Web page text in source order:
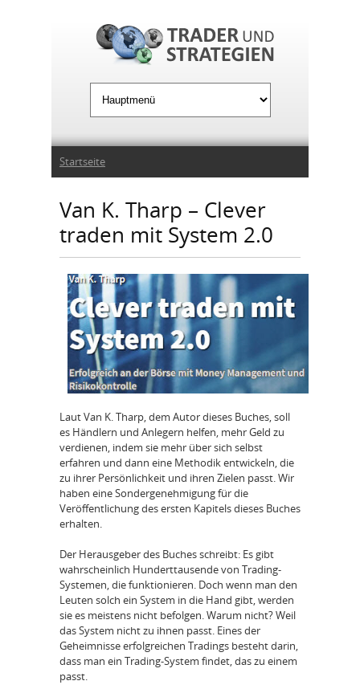
Sie sind hier
Startseite
Van K. Tharp – Clever
traden mit System 2.0
Laut Van K. Tharp, dem Autor dieses Buches, soll
es Händlern und Anlegern helfen, mehr Geld zu
verdienen, indem sie mehr über sich selbst
erfahren und dann eine Methodik entwickeln, die
zu ihrer Persönlichkeit und ihren Zielen passt. Wir
haben eine Sondergenehmigung für die
Veröffentlichung des ersten Kapitels dieses Buches
erhalten.
Der Herausgeber des Buches schreibt: Es gibt
wahrscheinlich Hunderttausende von Trading-
Systemen, die funktionieren. Doch wenn man den
Leuten solch ein System in die Hand gibt, werden
sie es meistens nicht befolgen. Warum nicht? Weil
das System nicht zu ihnen passt. Eines der
Geheimnisse erfolgreichen Tradings besteht darin,
dass man ein Trading-System findet, das zu einem
passt.